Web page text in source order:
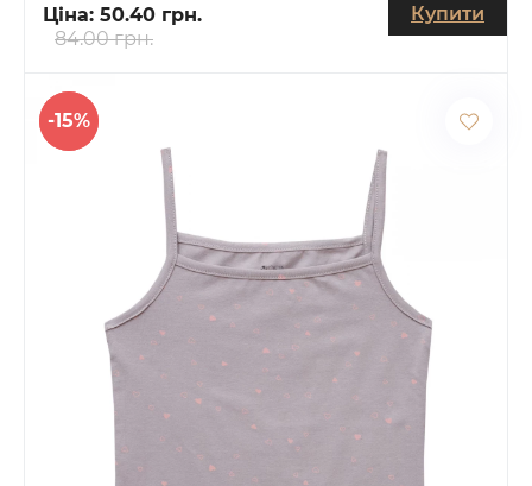
Ціна: 50.40 грн.
84.00 грн.
Купити
-15%